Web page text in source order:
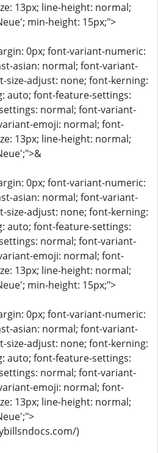
13px; line-height: normal;
min-height: 15px;">
0px; font-variant-numeric:
asian: normal; font-variant-
adjust: none; font-kerning:
auto; font-feature-settings:
normal; font-variant-
emoji: normal; font-
13px; line-height: normal;
0px; font-variant-numeric:
asian: normal; font-variant-
adjust: none; font-kerning:
auto; font-feature-settings:
normal; font-variant-
emoji: normal; font-
13px; line-height: normal;
min-height: 15px;">
0px; font-variant-numeric:
asian: normal; font-variant-
adjust: none; font-kerning:
auto; font-feature-settings:
normal; font-variant-
emoji: normal; font-
13px; line-height: normal;
)